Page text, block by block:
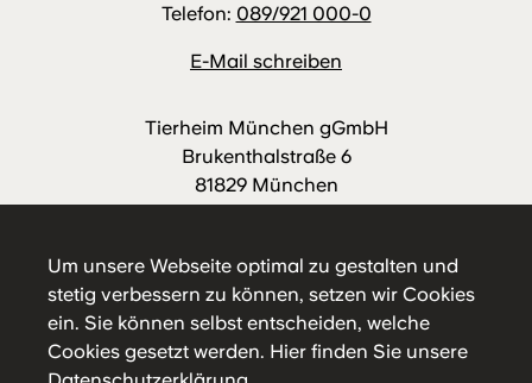
Um unsere Webseite optimal zu gestalten und
stetig verbessern zu können, setzen wir Cookies
ein. Sie können selbst entscheiden, welche
Cookies gesetzt werden. Hier finden Sie unsere
Telefon: 089/921 000-0
E-Mail schreiben
Tierheim München gGmbH
Brukenthalstraße 6
81829 München
E-Mail schreiben